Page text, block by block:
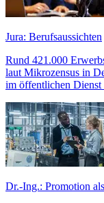
Jura: Berufsaussichten
Rund 421.000
laut Mikrozensus in
im öffentlichen Dienst
Dr.-Ing.: Promotion